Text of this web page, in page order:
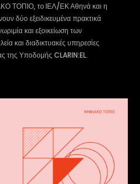
ΤΟΠΙΟ, το ΙΕΛ/ΕΚ Αθηνά και η
δύο εξειδικευμένα πρακτικά
και εξοικείωση των
και διαδικτυακές υπηρεσίες
της Υποδομής CLARIN:EL.